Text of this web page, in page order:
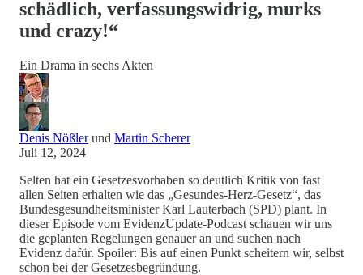
schädlich, verfassungswidrig, murks
und crazy!“
Ein Drama in sechs Akten
Denis Nößlerund Martin Scherer
Juli 12, 2024
Selten hat ein Gesetzesvorhaben so deutlich Kritik von fast
allen Seiten erhalten wie das „Gesundes-Herz-Gesetz“, das
Bundesgesundheitsminister Karl Lauterbach (SPD) plant. In
dieser Episode vom EvidenzUpdate-Podcast schauen wir uns
die geplanten Regelungen genauer an und suchen nach
Evidenz dafür. Spoiler: Bis auf einen Punkt scheitern wir, selbst
schon bei der Gesetzesbegründung.